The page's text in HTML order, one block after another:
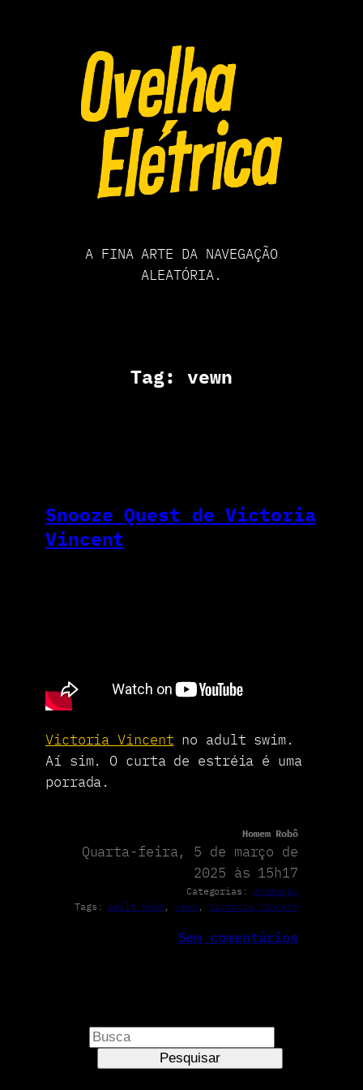
A FINA ARTE DA NAVEGAÇÃO
ALEATÓRIA.
Tag: vewn
Snooze Quest de Victoria
Vincent
Victoria Vincent no adult swim.
Aí sim. O curta de estréia é uma
porrada.
Homem Robô
Quarta-feira, 5 de março de
2025 às 15h17
Categorias: Animação
Tags: Adult Swim vewn Victoria Vincent
Sem comentários
P
Pesquisar